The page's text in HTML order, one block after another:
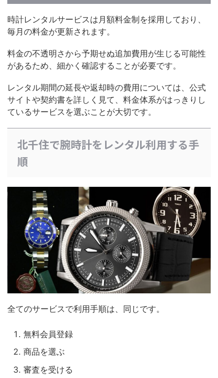
時計レンタルサービスは月額料金制を採用しており、
毎月の料金が更新されます。
料金の不透明さから予期せぬ追加費用が生じる可能性
があるため、細かく確認することが必要です。
レンタル期間の延長や返却時の費用については、公式
サイトや契約書を詳しく見て、料金体系がはっきりし
ているサービスを選ぶことが大切です。
北千住で腕時計をレンタル利用する手
順
全てのサービスで利用手順は、同じです。
無料会員登録
商品を選ぶ
審査を受ける